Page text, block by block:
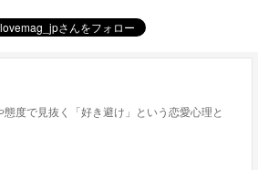
態度で見抜く「好き避け」という恋愛心理と